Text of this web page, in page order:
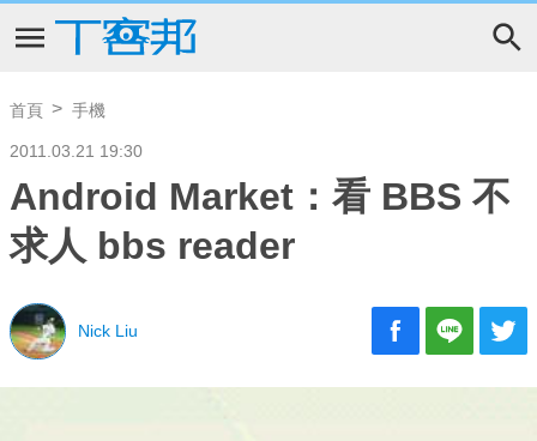
首頁 手機
2011.03.21 19:30
Android Market：看 BBS 不
求人 bbs reader
Nick Liu